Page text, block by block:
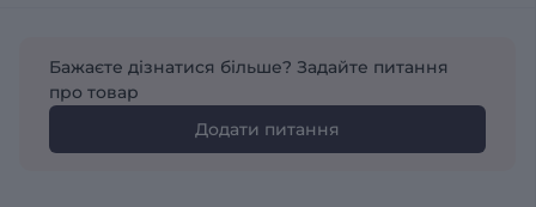
Бажаєте дізнатися більше? Задайте питання
про товар
Додати питання